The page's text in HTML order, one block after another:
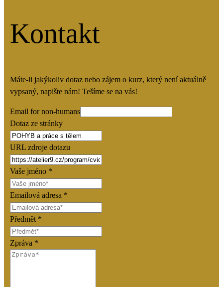
Kontakt
Máte-li jakýkoliv dotaz nebo zájem o kurz, který není aktuálně
vypsaný, napište nám! Tešíme se na vás!
Email for non-humans
Dotaz ze stránky
URL zdroje dotazu
Vaše jméno *
Emailová adresa *
Předmět *
Zpráva *